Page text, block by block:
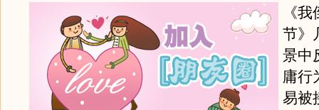
《
节》
景中
庸行
易被